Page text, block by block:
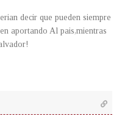
decir que pueden siempre
aportando Al pais,mientras